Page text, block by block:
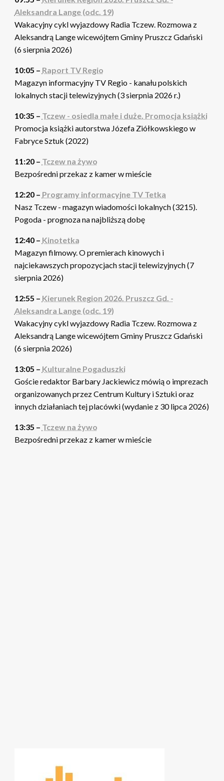
Aleksandra Lange (odc. 19)
Wakacyjny cykl wyjazdowy Radia Tczew. Rozmowa z
Aleksandrą Lange wicewójtem Gminy Pruszcz Gdański
(6 sierpnia 2026)
10:05 – Raport TV Regio
Magazyn informacyjny TV Regio - kanału polskich
lokalnych stacji telewizyjnych (3 sierpnia 2026 r.)
10:35 – Tczew - osiedla małe i duże. Promocja książki
Promocja książki autorstwa Józefa Ziółkowskiego w
Fabryce Sztuk (2022)
11:20 – Tczew na żywo
Bezpośredni przekaz z kamer w mieście
12:20 – Programy informacyjne TV Tetka
Nasz Tczew - magazyn wiadomości lokalnych (3215).
Pogoda - prognoza na najbliższą dobę
12:40 – Kinotetka
Magazyn filmowy. O premierach kinowych i
najciekawszych propozycjach stacji telewizyjnych (7
sierpnia 2026)
12:55 – Kierunek Region 2026. Pruszcz Gd. -
Aleksandra Lange (odc. 19)
Wakacyjny cykl wyjazdowy Radia Tczew. Rozmowa z
Aleksandrą Lange wicewójtem Gminy Pruszcz Gdański
(6 sierpnia 2026)
13:05 – Kulturalne Pogaduszki
Goście redaktor Barbary Jackiewicz mówią o imprezach
organizowanych przez Centrum Kultury i Sztuki oraz
innych działaniach tej placówki (wydanie z 30 lipca 2026)
13:35 – Tczew na żywo
Bezpośredni przekaz z kamer w mieście